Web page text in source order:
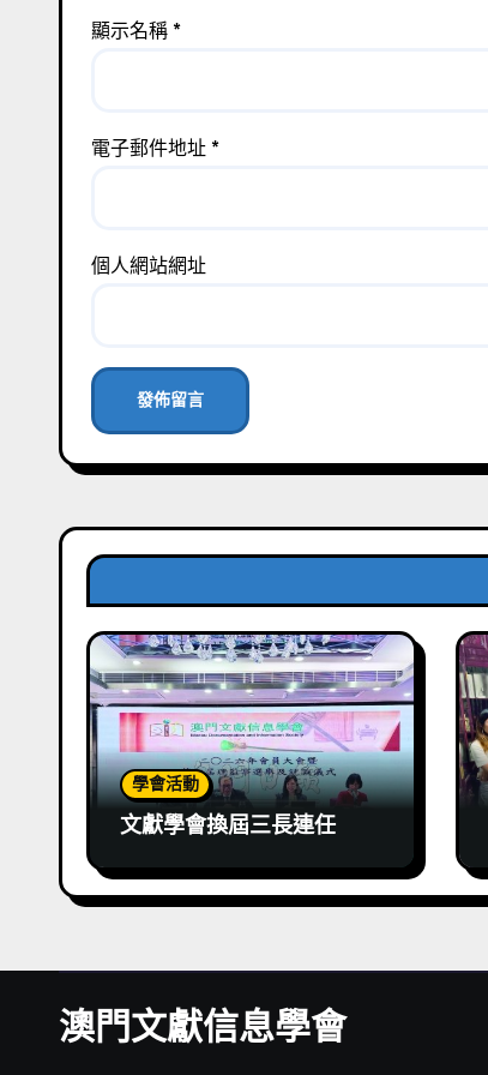
顯示名稱 *
電子郵件地址 *
個人網站網址
學會活動
文獻學會換屆三長連任
澳門文獻信息學會